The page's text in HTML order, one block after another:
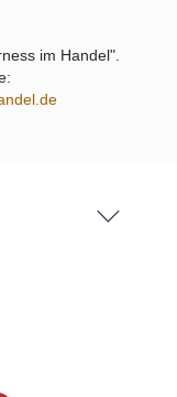
im Handel".